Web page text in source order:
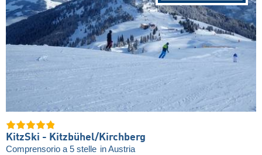
KitzSki - Kitzbühel/​Kirchberg
Comprensorio a 5 stelle in Austria